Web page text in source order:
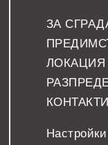
ЗА
ЛОКАЦИЯ
КОНТАКТИ